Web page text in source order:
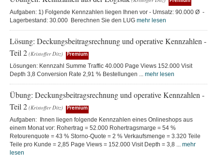
Aufgaben: 1) Folgende Kennzahlen liegen Ihnen vor - Umsatz: 90.000 Ø -
Lagerbestand: 30.000 Berechnen Sie den LUG mehr lesen
Lösung: Deckungsbeitragsrechnung und operative Kennzahlen -
Teil 2 (Kristoffer Ditz) Premium
Lösungen: Kennzahl Summe Traffic 40.000 Page Views 152.000 Visit
Depth 3,8 Conversion Rate 2,91 % Bestellungen ... mehr lesen
Übung: Deckungsbeitragsrechnung und operative Kennzahlen -
Teil 2 (Kristoffer Ditz) Premium
Aufgaben: Ihnen liegen folgende Kennzahlen eines Onlineshops aus
einem Monat vor: Rohertrag = 52.000 Rohertragsmarge = 54 %
Retourenquote = 43 % Storno-Quote = 2 % Verkaufsmenge = 3.320 Teile
Teile pro Kunde = 2,85 Page Views = 152.000 Visit Depth = 3,8 ... mehr
lesen